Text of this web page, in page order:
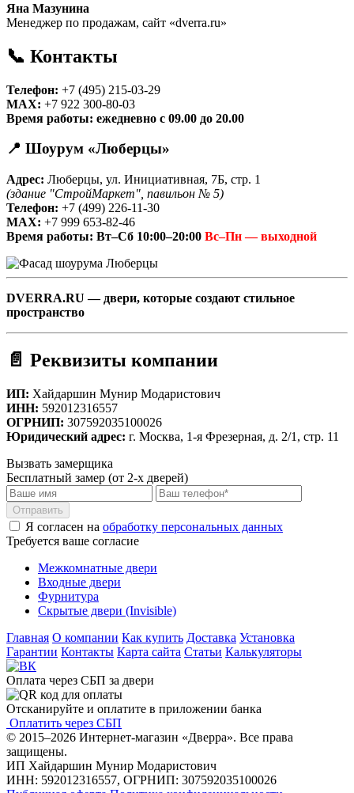
Яна Мазунина
Менеджер по продажам, сайт «dverra.ru»
📞 Контакты
Телефон: +7 (495) 215-03-29
MAX: +7 922 300-80-03
Время работы: ежедневно с 09.00 до 20.00
📍 Шоурум «Люберцы»
Адрес: Люберцы, ул. Инициативная, 7Б, стр. 1
(здание "СтройМаркет", павильон № 5)
Телефон: +7 (499) 226-11-30
MAX: +7 999 653-82-46
Время работы: Вт–Сб 10:00–20:00 Вс–Пн — выходной
DVERRA.RU — двери, которые создают стильное
пространство
📄 Реквизиты компании
ИП: Хайдаршин Мунир Модаристович
ИНН: 592012316557
ОГРНИП: 307592035100026
Юридический адрес: г. Москва, 1-я Фрезерная, д. 2/1, стр. 11
Вызвать замерщика
Бесплатный замер (от 2-х дверей)
Отправить
Я согласен на обработку персональных данных
Требуется ваше согласие
Межкомнатные двери
Входные двери
Фурнитура
Скрытые двери (Invisible)
Главная О компании Как купить Доставка Установка
Гарантии Контакты Карта сайта Статьи Калькуляторы
Оплата через СБП за двери
Отсканируйте и оплатите в приложении банка
Оплатить через СБП
© 2015–2026 Интернет-магазин «Дверра». Все права
защищены.
ИП Хайдаршин Мунир Модаристович
ИНН: 592012316557, ОГРНИП: 307592035100026